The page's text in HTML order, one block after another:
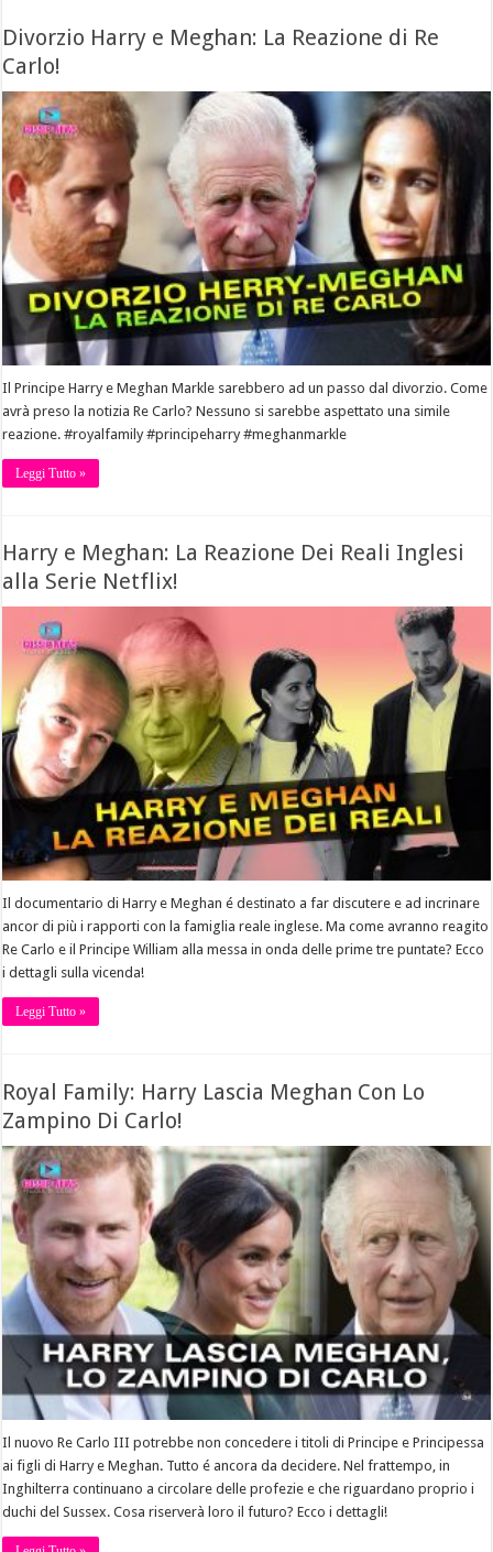
Divorzio Harry e Meghan: La Reazione di Re
Carlo!
Il Principe Harry e Meghan Markle sarebbero ad un passo dal divorzio. Come
avrà preso la notizia Re Carlo? Nessuno si sarebbe aspettato una simile
reazione. #royalfamily #principeharry #meghanmarkle
Leggi Tutto »
Harry e Meghan: La Reazione Dei Reali Inglesi
alla Serie Netflix!
Il documentario di Harry e Meghan é destinato a far discutere e ad incrinare
ancor di più i rapporti con la famiglia reale inglese. Ma come avranno reagito
Re Carlo e il Principe William alla messa in onda delle prime tre puntate? Ecco
i dettagli sulla vicenda!
Leggi Tutto »
Royal Family: Harry Lascia Meghan Con Lo
Zampino Di Carlo!
Il nuovo Re Carlo III potrebbe non concedere i titoli di Principe e Principessa
ai figli di Harry e Meghan. Tutto é ancora da decidere. Nel frattempo, in
Inghilterra continuano a circolare delle profezie e che riguardano proprio i
duchi del Sussex. Cosa riserverà loro il futuro? Ecco i dettagli!